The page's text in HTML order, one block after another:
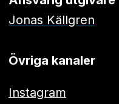
Jonas Källgren
Övriga kanaler
Instagram